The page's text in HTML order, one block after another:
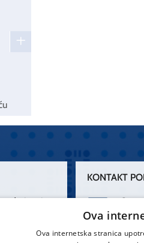
darivanja
od
KONTAKT
021
Ova
Ova internetska stranica